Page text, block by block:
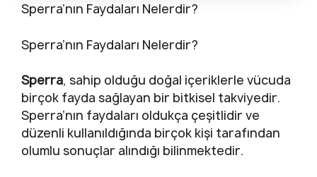
Sperra’nın Faydaları Nelerdir?
Sperra’nın Faydaları Nelerdir?
Sperra, sahip olduğu doğal içeriklerle vücuda
birçok fayda sağlayan bir bitkisel takviyedir.
Sperra’nın faydaları oldukça çeşitlidir ve
düzenli kullanıldığında birçok kişi tarafından
olumlu sonuçlar alındığı bilinmektedir.